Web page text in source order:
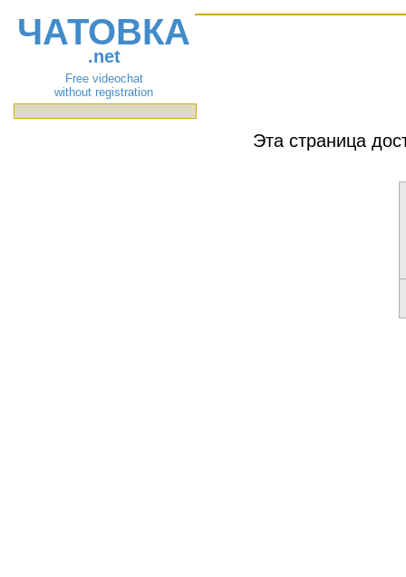
ЧАТОВКА
.net
Free videochat
without registration
Эта страница